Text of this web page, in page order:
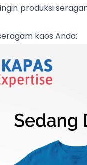
produksi
kaos Anda: